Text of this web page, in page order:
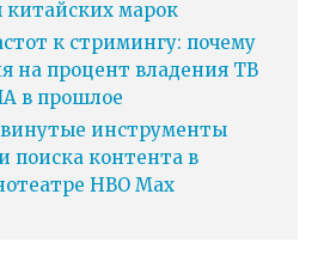
китайских марок
к стримингу: почему
на процент владения ТВ
в прошлое
инструменты
поиска контента в
HBO Max